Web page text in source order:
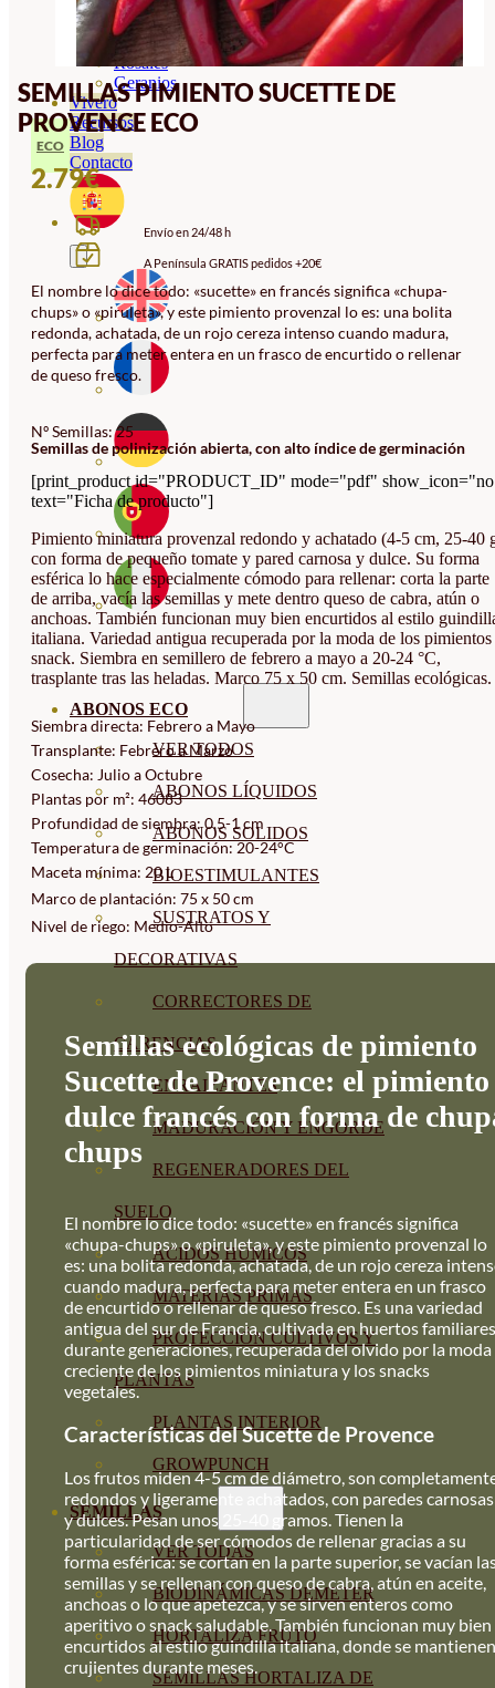
Ornamentales
Hortensias
Rosales
Geranios
Vivero
Recursos
Blog
Contacto
ABONOS ECO
VER TODOS
ABONOS LÍQUIDOS
ABONOS SOLIDOS
BIOESTIMULANTES
SUSTRATOS Y
DECORATIVAS
CORRECTORES DE
CARENCIAS
ENRAIZANTES
MADURACIÓN Y ENGORDE
REGENERADORES DEL
SUELO
ÁCIDOS HÚMICOS
MATERIAS PRIMAS
PROTECCIÓN CULTIVOS Y
PLANTAS
PLANTAS INTERIOR
GROWPUNCH
SEMILLAS
VER TODAS
BIODINÁMICAS DEMETER
HORTALIZA FRUTO
SEMILLAS HORTALIZA DE
SEMILLAS PIMIENTO SUCETTE DE
PROVENCE ECO
ECO
2.79€
Envío en 24/48 h
A Península GRATIS pedidos +20€
El nombre lo dice todo: «sucette» en francés significa «chupa-
chups» o «piruleta», y este pimiento provenzal lo es: una bolita
redonda, achatada, de un rojo cereza intenso cuando madura,
perfecta para meter entera en un frasco de encurtido o rellenar
de queso fresco.
Nº Semillas: 25
Semillas de polinización abierta, con alto índice de germinación
[print_product id="PRODUCT_ID" mode="pdf"
text="Ficha de producto"]
Pimiento miniatura provenzal redondo y achatado (4-5 cm, 25-40
con forma de pequeño tomate y pared carnosa y dulce. Su forma
esférica lo hace especialmente cómodo para rellenar: corta la parte
de arriba, vacía las semillas y mete dentro queso de cabra, atún o
anchoas. También funcionan muy bien encurtidos al estilo
italiana. Variedad antigua recuperada por la moda de los pimientos
snack. Siembra en semillero de febrero a mayo a 20-24 °C,
trasplante tras las heladas. Marco 75 x 50 cm. Semillas ecológicas.
Siembra directa: Febrero a Mayo
Transplante: Febrero a Marzo
Cosecha: Julio a Octubre
Plantas por m²: 46083
Profundidad de siembra: 0,5-1 cm
Temperatura de germinación: 20-24°C
Maceta mínima: 20 L
Marco de plantación: 75 x 50 cm
Nivel de riego: Medio-Alto
Semillas ecológicas de pimiento
Sucette de Provence: el pimiento
dulce francés con forma de
chups
El nombre lo dice todo: «sucette» en francés significa
«chupa-chups» o «piruleta», y este pimiento provenzal lo
es: una bolita redonda, achatada, de un rojo cereza
cuando madura, perfecta para meter entera en un frasco
de encurtido o rellenar de queso fresco. Es una variedad
antigua del sur de Francia, cultivada en huertos familiares
durante generaciones, recuperada del olvido por la moda
creciente de los pimientos miniatura y los snacks
vegetales.
Características del Sucette de Provence
Los frutos miden 4-5 cm de diámetro, son
redondos y ligeramente achatados, con paredes carnosas
y dulces. Pesan unos 25-40 gramos. Tienen la
particularidad de ser cómodos de rellenar gracias a su
forma esférica: se cortan en la parte superior, se vacían
semillas y se rellenan con queso de cabra, atún en aceite,
anchoas o lo que apetezca, y se sirven enteros como
aperitivo o snack saludable. También funcionan muy bien
encurtidos al estilo guindilla italiana, donde se mantienen
crujientes durante meses.